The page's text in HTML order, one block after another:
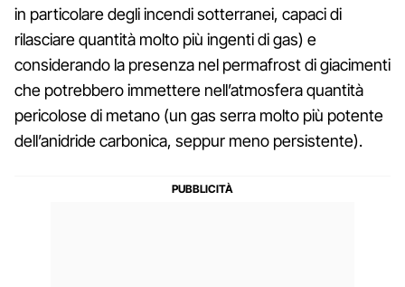
in particolare degli incendi sotterranei, capaci di
rilasciare quantità molto più ingenti di gas) e
considerando la presenza nel permafrost di giacimenti
che potrebbero immettere nell’atmosfera quantità
pericolose di metano (un gas serra molto più potente
dell’anidride carbonica, seppur meno persistente).